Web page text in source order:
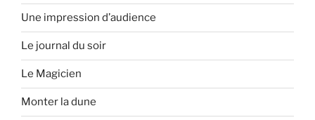
Une impression d’audience
Le journal du soir
Le Magicien
Monter la dune